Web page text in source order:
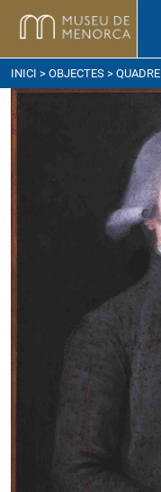
arribar
INICI > OBJECTES > QUADRE